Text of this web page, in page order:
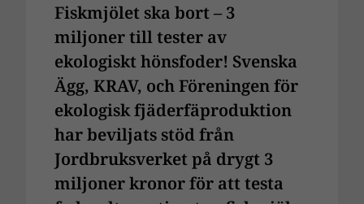
Fiskmjölet ska bort – 3
miljoner till tester av
ekologiskt hönsfoder! Svenska
Ägg, KRAV, och Föreningen för
ekologisk fjäderfäproduktion
har beviljats stöd från
Jordbruksverket på drygt 3
miljoner kronor för att testa